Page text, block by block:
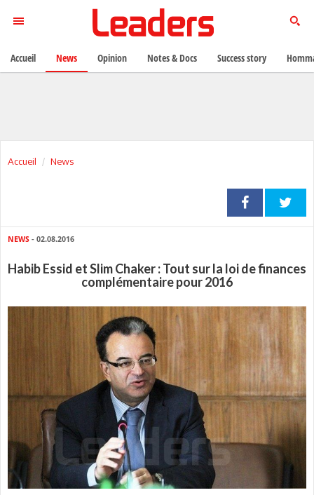
Accueil News
NEWS - 02.08.2016
Habib Essid et Slim Chaker : Tout sur la loi de finances
complémentaire pour 2016
Accueil News Opinion Notes & Docs Success story